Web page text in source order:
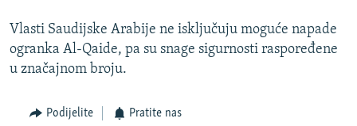
Vlasti Saudijske Arabije ne isključuju moguće napade
ogranka Al-Qaide, pa su snage sigurnosti raspoređene
u značajnom broju.
Podijelite Pratite nas